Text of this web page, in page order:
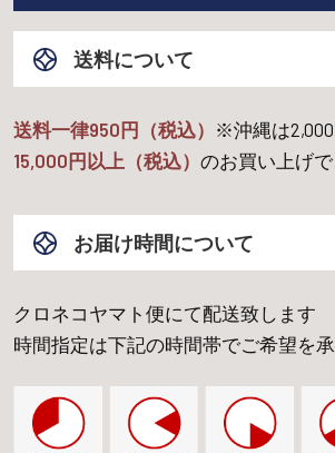
送料について
送料一律950円（税込） ※沖縄は2,000
15,000円以上（税込） のお買い上げで
お届け時間について
クロネコヤマト便にて配送致します
時間指定は下記の時間帯でご希望を